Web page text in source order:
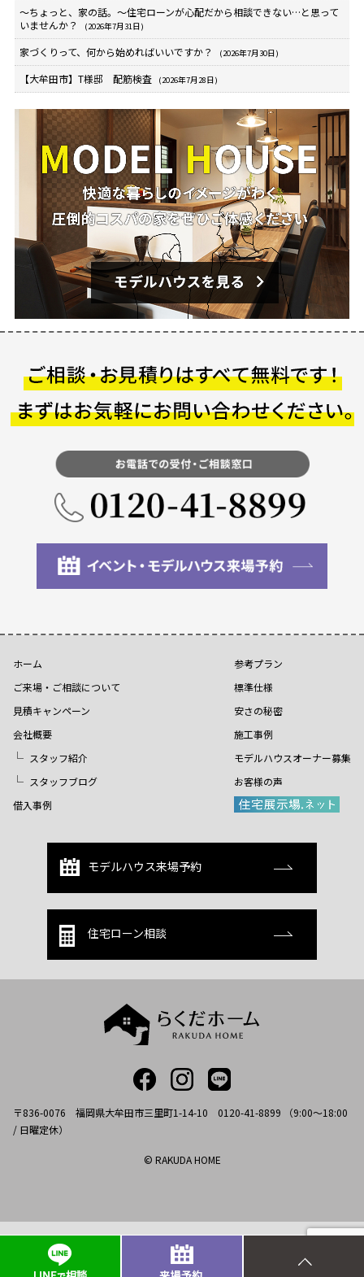
～ちょっと、家の話。～住宅ローンが心配だから相談できない…と思って
いませんか？
(2026年7月31日)
家づくりって、何から始めればいいですか？ (2026年7月30日)
【大牟田市】T様邸 配筋検査 (2026年7月28日)
ホーム
ご来場・ご相談について
見積キャンペーン
会社概要
スタッフ紹介
スタッフブログ
借入事例
参考プラン
標準仕様
安さの秘密
施工事例
モデルハウスオーナー募集
お客様の声
モデルハウス来場予約
住宅ローン相談
〒836-0076 福岡県大牟田市三里町1-14-10 0120-41-8899 （9:00～18:00
/ 日曜定休）
© RAKUDA HOME